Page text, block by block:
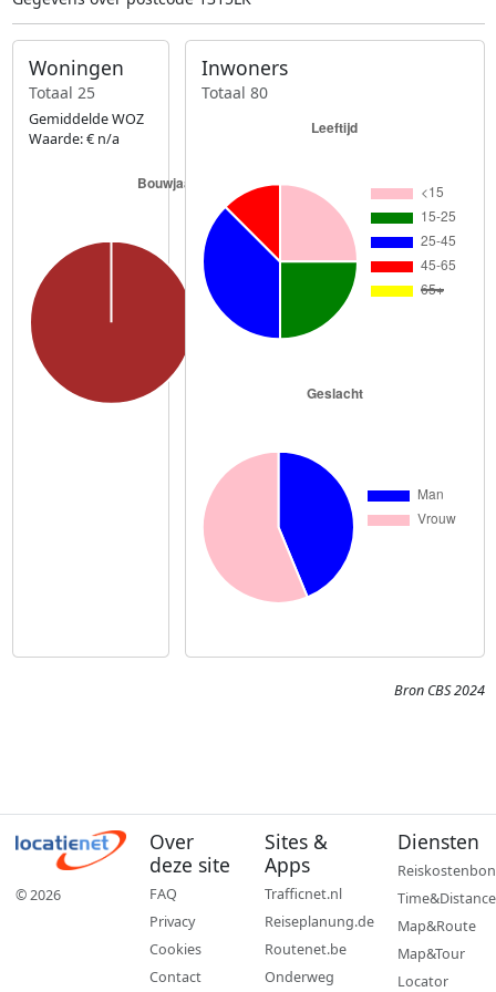
Woningen
Totaal 25
Gemiddelde WOZ
Waarde: € n/a
Inwoners
Totaal 80
Bron CBS 2024
© 2026
Over
deze site
FAQ
Privacy
Cookies
Contact
Sites &
Apps
Trafficnet.nl
Reiseplanung.de
Routenet.be
Onderweg
Diensten
Reiskostenbon
Time&Distance
Map&Route
Map&Tour
Locator